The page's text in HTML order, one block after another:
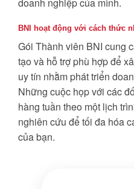
BNI hoạt động với cách thức
Gói Thành viên BNI cung
tạo và hỗ trợ phù hợp để
uy tín nhằm phát triển
Những cuộc họp với các
hàng tuần theo một lịch
nghiên cứu để tối đa hóa
của bạn.